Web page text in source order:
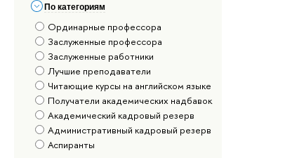
По категориям
Ординарные профессора
Заслуженные профессора
Заслуженные работники
Лучшие преподаватели
Читающие курсы на английском языке
Получатели академических надбавок
Академический кадровый резерв
Административный кадровый резерв
Аспиранты